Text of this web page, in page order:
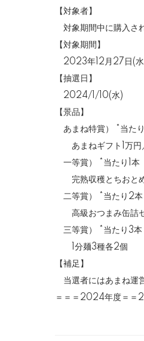
【対象者】
対象期間中に購入さ
【対象期間】
2023年12月27日(
【抽選日】
2024/1/10(水)
【景品】
あまね特賞） *当た
あまねギフト1万円
一等賞） *当たり1本
完熟収穫とちおと
二等賞） *当たり2本
高級おつまみ缶詰セ
三等賞） *当たり3本
1分麺3種各2個
【補足】
当選者にはあまね運
＝＝＝2024年度＝＝